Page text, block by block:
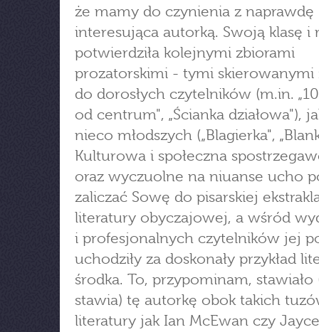
że mamy do czynienia z naprawdę
interesująca autorką. Swoją klasę i
potwierdziła kolejnymi zbiorami
prozatorskimi - tymi skierowanymi
do dorosłych czytelników (m.in.
od centrum", „Ścianka działowa"),
nieco młodszych („Blagierka",
Kulturowa i społeczna
oraz wyczuolne na niuanse ucho
zaliczać Sowę do pisarskiej
literatury obyczajowej, a wśród
i profesjonalnych czytelników jej
uchodziły za doskonały przykład
środka. To, przypominam, stawiało
stawia) tę autorkę obok takich
literatury jak Ian McEwan czy